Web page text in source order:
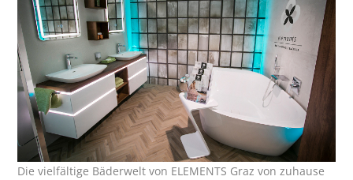
Die vielfältige Bäderwelt von ELEMENTS Graz von zuhause